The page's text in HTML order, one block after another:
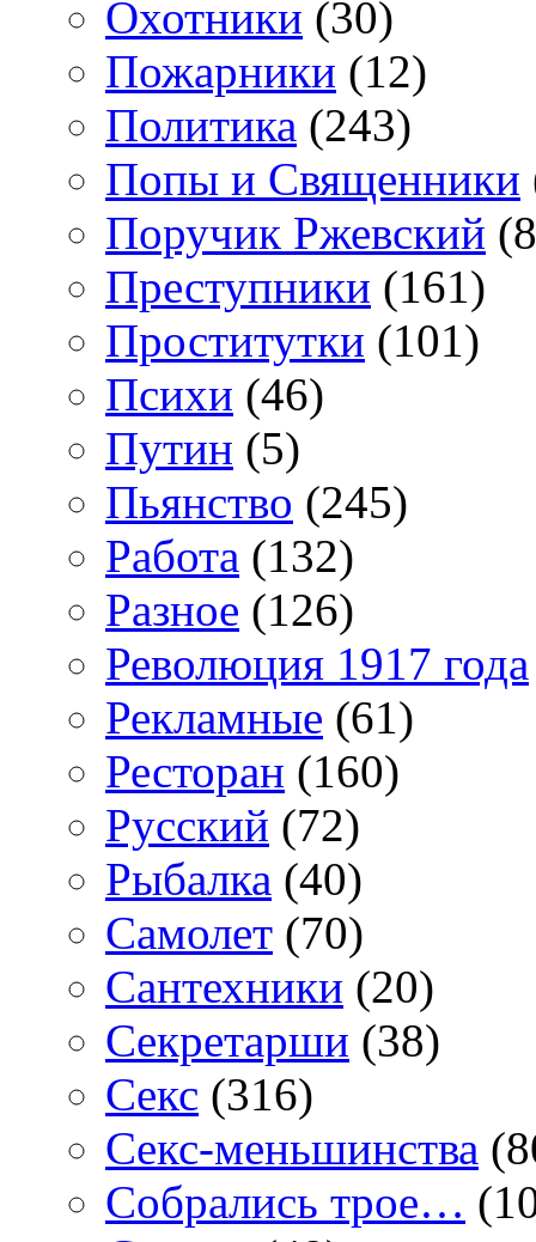
Охотники (30)
Пожарники (12)
Политика (243)
Попы и Священники
Поручик Ржевский
Преступники (161)
Проститутки (101)
Психи (46)
Путин (5)
Пьянство (245)
Работа (132)
Разное (126)
Революция 1917 года
Рекламные (61)
Ресторан (160)
Русский (72)
Рыбалка (40)
Самолет (70)
Сантехники (20)
Секретарши (38)
Секс (316)
Секс-меньшинства
Собрались трое…